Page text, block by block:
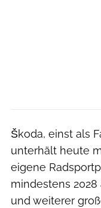
Škoda, einst als
unterhält heute
eigene
mindestens 2028
und weiterer